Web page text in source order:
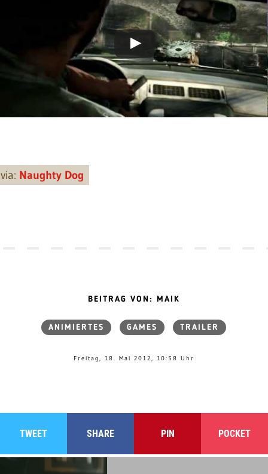
via: Naughty Dog
BEITRAG VON: MAIK
ANIMIERTES GAMES TRAILER
Freitag, 18. Mai 2012, 10:58 Uhr
TWEET SHARE PIN POCKET